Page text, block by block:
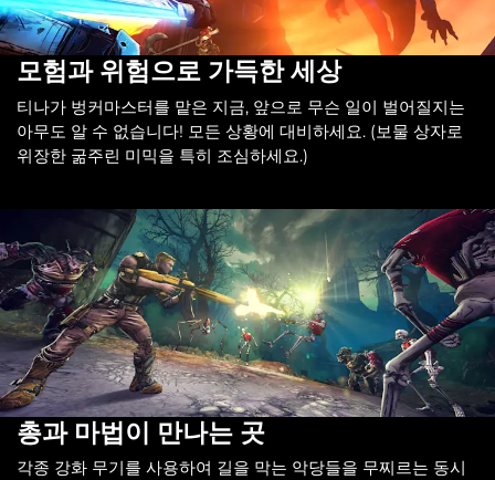
모험과 위험으로 가득한 세상
티나가 벙커마스터를 맡은 지금, 앞으로 무슨 일이 벌어질지는
아무도 알 수 없습니다! 모든 상황에 대비하세요. (보물 상자로
위장한 굶주린 미믹을 특히 조심하세요.)
총과 마법이 만나는 곳
각종 강화 무기를 사용하여 길을 막는 악당들을 무찌르는 동시